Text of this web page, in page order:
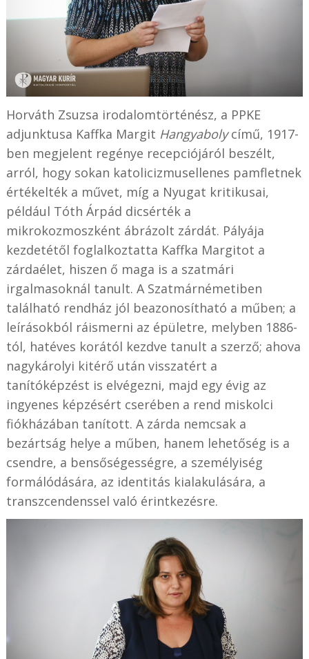
Horváth Zsuzsa irodalomtörténész, a PPKE
adjunktusa Kaffka Margit Hangyabolycímű, 1917-
ben megjelent regénye recepciójáról beszélt,
arról, hogy sokan katolicizmusellenes pamfletnek
értékelték a művet, míg a Nyugat kritikusai,
például Tóth Árpád dicsérték a
mikrokozmoszként ábrázolt zárdát. Pályája
kezdetétől foglalkoztatta Kaffka Margitot a
zárdaélet, hiszen ő maga is a szatmári
irgalmasoknál tanult. A Szatmárnémetiben
található rendház jól beazonosítható a műben; a
leírásokból ráismerni az épületre, melyben 1886-
tól, hatéves korától kezdve tanult a szerző; ahova
nagykárolyi kitérő után visszatért a
tanítóképzést is elvégezni, majd egy évig az
ingyenes képzésért cserében a rend miskolci
fiókházában tanított. A zárda nemcsak a
bezártság helye a műben, hanem lehetőség is a
csendre, a bensőségességre, a személyiség
formálódására, az identitás kialakulására, a
transzcendenssel való érintkezésre.